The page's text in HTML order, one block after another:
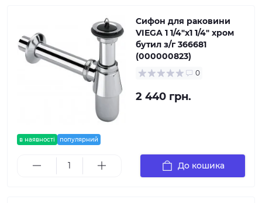
в наявності популярний
Сифон для раковини
VIEGA 1 1/4″х1 1/4″ хром
бутил з/г 366681
(000000823)
0
2 440 грн.
До кошика